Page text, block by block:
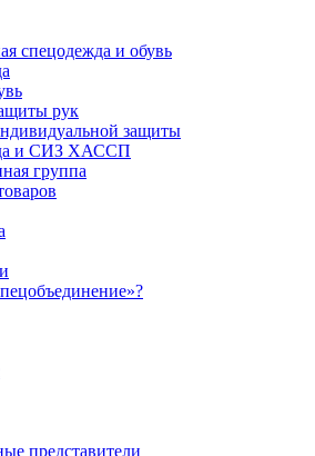
спецодежда и обувь
рук
защиты
и СИЗ ХАССП
группа
представители